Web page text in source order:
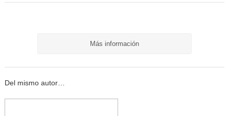
Más información
Del mismo autor…